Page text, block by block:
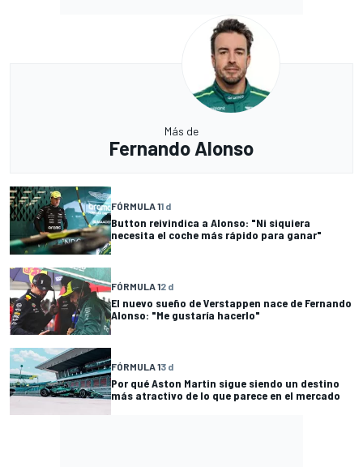
Más de
Fernando Alonso
FÓRMULA 11 d
Button reivindica a Alonso: "Ni siquiera
necesita el coche más rápido para ganar"
FÓRMULA 12 d
El nuevo sueño de Verstappen nace de Fernando
Alonso: "Me gustaría hacerlo"
FÓRMULA 13 d
Por qué Aston Martin sigue siendo un destino
más atractivo de lo que parece en el mercado